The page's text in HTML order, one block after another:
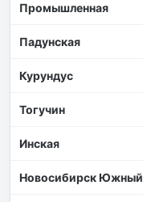
Промышленная
Падунская
Курундус
Тогучин
Инская
Новосибирск Южный